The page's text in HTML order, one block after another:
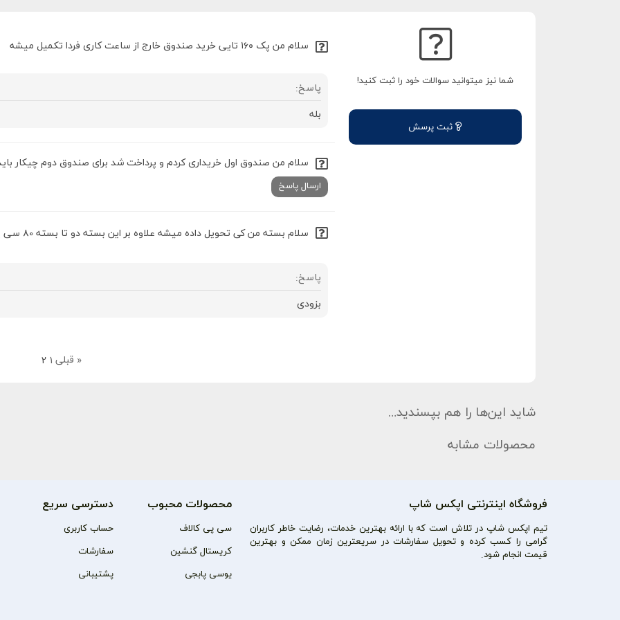
شما نیز میتوانید سوالات خود را ثبت کنید!
سلام من پک ۱۶۰ تایی خرید صندوق خارج از ساعت کاری فردا تکمیل میشه
پاسخ:
بله
سلام من صندوق اول خریداری کردم و پرداخت شد برای صندوق دوم چیکار
ارسال پاسخ
سلام بسته من کی تحویل داده میشه علاوه بر این بسته دو تا بسته 80 سی پی هم سفارش دادم
پاسخ:
بزودی
« قبلی 1
2
شاید این‌ها را هم بپسندید…
محصولات مشابه
فروشگاه اینترنتی اپکس شاپ
تیم اپکس شاپ در تلاش است که با ارائه بهترین خدمات، رضایت خاطر کاربران
گرامی را کسب کرده و تحویل سفارشات در سریعترین زمان ممکن و بهترین
قیمت انجام شود.
محصولات محبوب
سی پی کالاف
کریستال گنشین
یوسی پابجی
دسترسی سریع
حساب کاربری
سفارشات
پشتیبانی